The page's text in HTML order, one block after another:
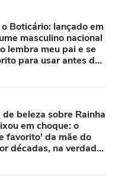
Boticário: lançado em
masculino nacional
lembra meu pai e se
para usar antes de
beleza sobre Rainha
em choque: o
favorito' da mãe do
décadas, na verdade,